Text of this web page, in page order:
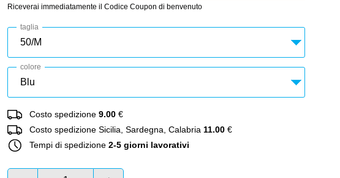
Riceverai immediatamente il Codice Coupon di benvenuto
taglia
colore
Costo spedizione 9.00 €
Costo spedizione Sicilia, Sardegna, Calabria 11.00 €
Tempi di spedizione 2-5 giorni lavorativi